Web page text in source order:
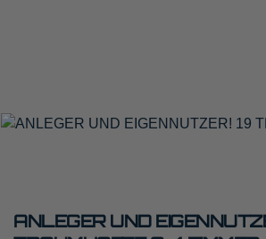
ANLEGER UND